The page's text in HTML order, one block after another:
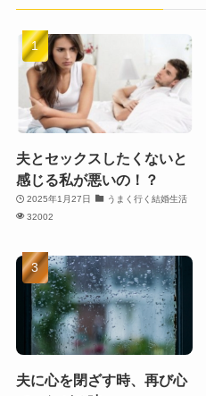
夫とセックスしたくないと
感じる私が悪いの！？
2025年1月27日
うまく行く結婚生活
32002
夫に心を閉ざす時、再び心